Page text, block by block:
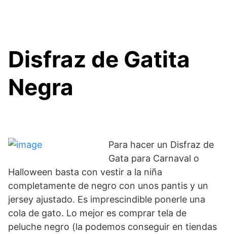
Disfraz de Gatita
Negra
Para hacer un Disfraz de
Gata para Carnaval o
Halloween basta con vestir a la niña
completamente de negro con unos pantis y un
jersey ajustado. Es imprescindible ponerle una
cola de gato. Lo mejor es comprar tela de
peluche negro (la podemos conseguir en tiendas